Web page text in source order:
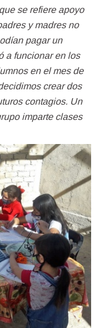
se refiere apoyo
y madres no
pagar un
a funcionar en los
en el mes de
crear dos
contagios. Un
imparte clases